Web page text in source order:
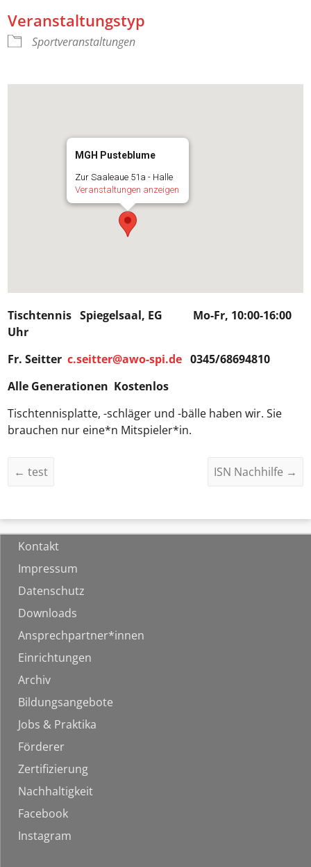
Veranstaltungstyp
Sportveranstaltungen
MGH Pusteblume
Zur Saaleaue 51a - Halle
Veranstaltungen anzeigen
Tischtennis Spiegelsaal, EG Mo-Fr, 10:00-16:00
Uhr
Fr. Seitterc.seitter@awo-spi.de 0345/68694810
Alle Generationen Kostenlos
Tischtennisplatte, -schläger und -bälle haben wir. Sie
brauchen nur eine*n Mitspieler*in.
← test ISN Nachhilfe →
Kontakt
Impressum
Datenschutz
Downloads
Ansprechpartner*innen
Einrichtungen
Archiv
Bildungsangebote
Jobs & Praktika
Förderer
Zertifizierung
Nachhaltigkeit
Facebook
Instagram